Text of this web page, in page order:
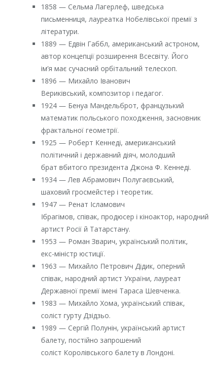
1858 — Сельма Лагерлеф, шведська
письменниця, лауреатка Нобелівської премії з
літератури.
1889 — Едвін Габбл, американський астроном,
автор концепції розширення Всесвіту. Його
ім’я має сучасний орбітальний телескоп.
1896 — Михайло Іванович
Вериківський, композитор і педагог.
1924 — Бенуа Мандельброт, французький
математик польського походження, засновник
фрактальної геометрії.
1925 — Роберт Кеннеді, американський
політичний і державний діяч, молодший
брат вбитого президента Джона Ф. Кеннеді.
1934 — Лев Абрамович Полугаєвський,
шаховий гросмейстер і теоретик.
1947 — Ренат Ісламович
Ібрагімов, співак, продюсер і кіноактор, народний
артист Росії й Татарстану.
1953 — Роман Зварич, український політик,
екс-міністр юстиції.
1963 — Михайло Петрович Дідик, оперний
співак, народний артист України, лауреат
Державної премії імені Тараса Шевченка.
1983 — Михайло Хома, український співак,
соліст гурту Дзідзьо.
1989 — Сергій Полунін, український артист
балету, постійно запрошений
соліст Королівського балету в Лондоні.